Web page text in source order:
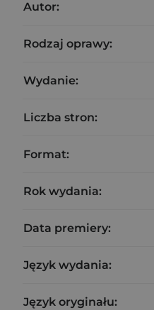
Autor:
Rodzaj oprawy:
Wydanie:
Liczba stron:
Format:
Rok wydania:
Data premiery:
Język wydania:
Język oryginału: